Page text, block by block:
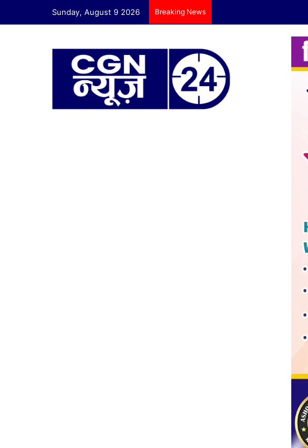
Sunday, August 9 2026 Breaking News